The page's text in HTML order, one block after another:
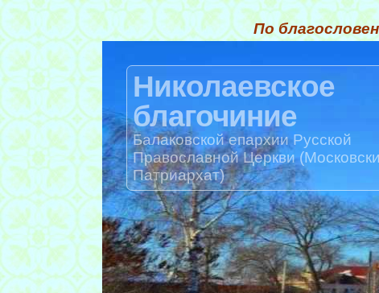
По
Николаевское
благочиние
Балаковской епархии Русской
Православной Церкви
Патриархат)